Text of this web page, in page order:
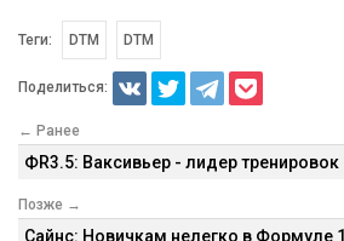
Теги: DTM DTM
Поделиться:
← Ранее
ФR3.5: Ваксивьер - лидер тренировок
Позже →
Сайнс: Новичкам нелегко в Формуле 1